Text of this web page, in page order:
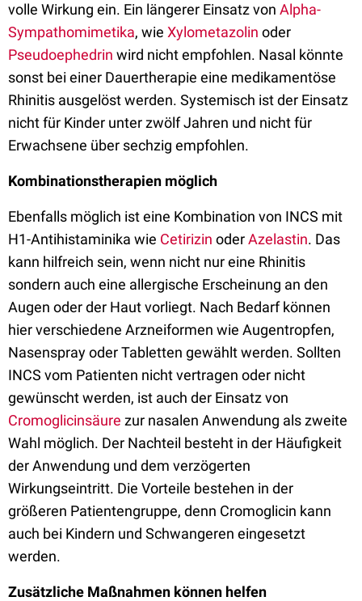
volle Wirkung ein. Ein längerer Einsatz von Alpha-
Sympathomimetika, wie Xylometazolin oder
Pseudoephedrin wird nicht empfohlen. Nasal könnte
sonst bei einer Dauertherapie eine medikamentöse
Rhinitis ausgelöst werden. Systemisch ist der Einsatz
nicht für Kinder unter zwölf Jahren und nicht für
Erwachsene über sechzig empfohlen.
Kombinationstherapien möglich
Ebenfalls möglich ist eine Kombination von INCS mit
H1-Antihistaminika wie Cetirizin oderAzelastin. Das
kann hilfreich sein, wenn nicht nur eine Rhinitis
sondern auch eine allergische Erscheinung an den
Augen oder der Haut vorliegt. Nach Bedarfkönnen
hier verschiedene Arzneiformen wie Augentropfen,
Nasenspray oder Tabletten gewählt werden. Sollten
INCS vom Patienten nicht vertragen oder nicht
gewünscht werden, ist auch der Einsatz von
Cromoglicinsäure zur nasalen Anwendung als zweite
Wahl möglich. Der Nachteil besteht in der Häufigkeit
der Anwendung und dem verzögerten
Wirkungseintritt. Die Vorteile bestehen in der
größeren Patientengruppe, denn Cromoglicin kann
auch bei Kindern und Schwangeren eingesetzt
werden.
Zusätzliche Maßnahmen können helfen